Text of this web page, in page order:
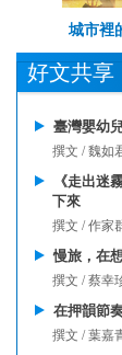
城市裡
好文共享
臺灣嬰幼
撰文 / 魏如
《走出迷
下來
撰文 / 作家
慢旅，在
撰文 / 蔡幸
在押韻節
撰文 / 葉嘉